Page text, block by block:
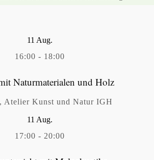
11 Aug.
16:00 - 18:00
Naturmaterialen und Holz
, Atelier Kunst und Natur IGH
11 Aug.
17:00 - 20:00